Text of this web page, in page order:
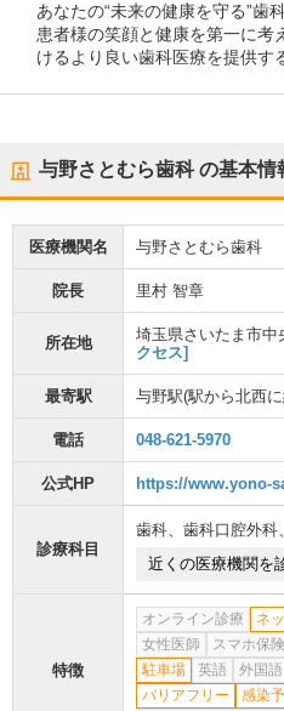
あなたの“未来の健康を守る”歯
患者様の笑顔と健康を第一に考
けるより良い歯科医療を提供す
与野さとむら歯科の基本情
医療機関名 与野さとむら歯科
院長 里村 智章
所在地 埼玉県さいたま市中
クセス]
最寄駅 与野駅(駅から北西
電話 048-621-5970
公式HP https://www.yono-
診療科目
歯科、 歯科口腔外科、
近くの医療機関を
特徴
オンライン診療 ネ
女性医師
スマホ保
駐車場
英語 外国語
バリアフリー
感染